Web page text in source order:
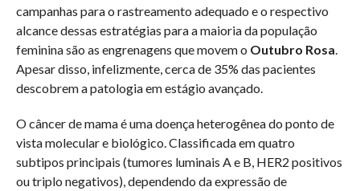
campanhas para o rastreamento adequado e o respectivo
alcance dessas estratégias para a maioria da população
feminina são as engrenagens que movem o Outubro Rosa.
Apesar disso, infelizmente, cerca de 35% das pacientes
descobrem a patologia em estágio avançado.
O câncer de mama é uma doença heterogênea do ponto de
vista molecular e biológico. Classificada em quatro
subtipos principais (tumores luminais A e B, HER2 positivos
ou triplo negativos), dependendo da expressão de